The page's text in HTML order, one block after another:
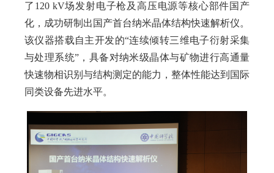
了120 kV场发射电子枪及高压电源等核心部件国产
化，成功研制出国产首台纳米晶体结构快速解析仪。
该仪器搭载自主开发的“连续倾转三维电子衍射采集
与处理系统”，具备对纳米级晶体与矿物进行高通量
快速物相识别与结构测定的能力，整体性能达到国际
同类设备先进水平。